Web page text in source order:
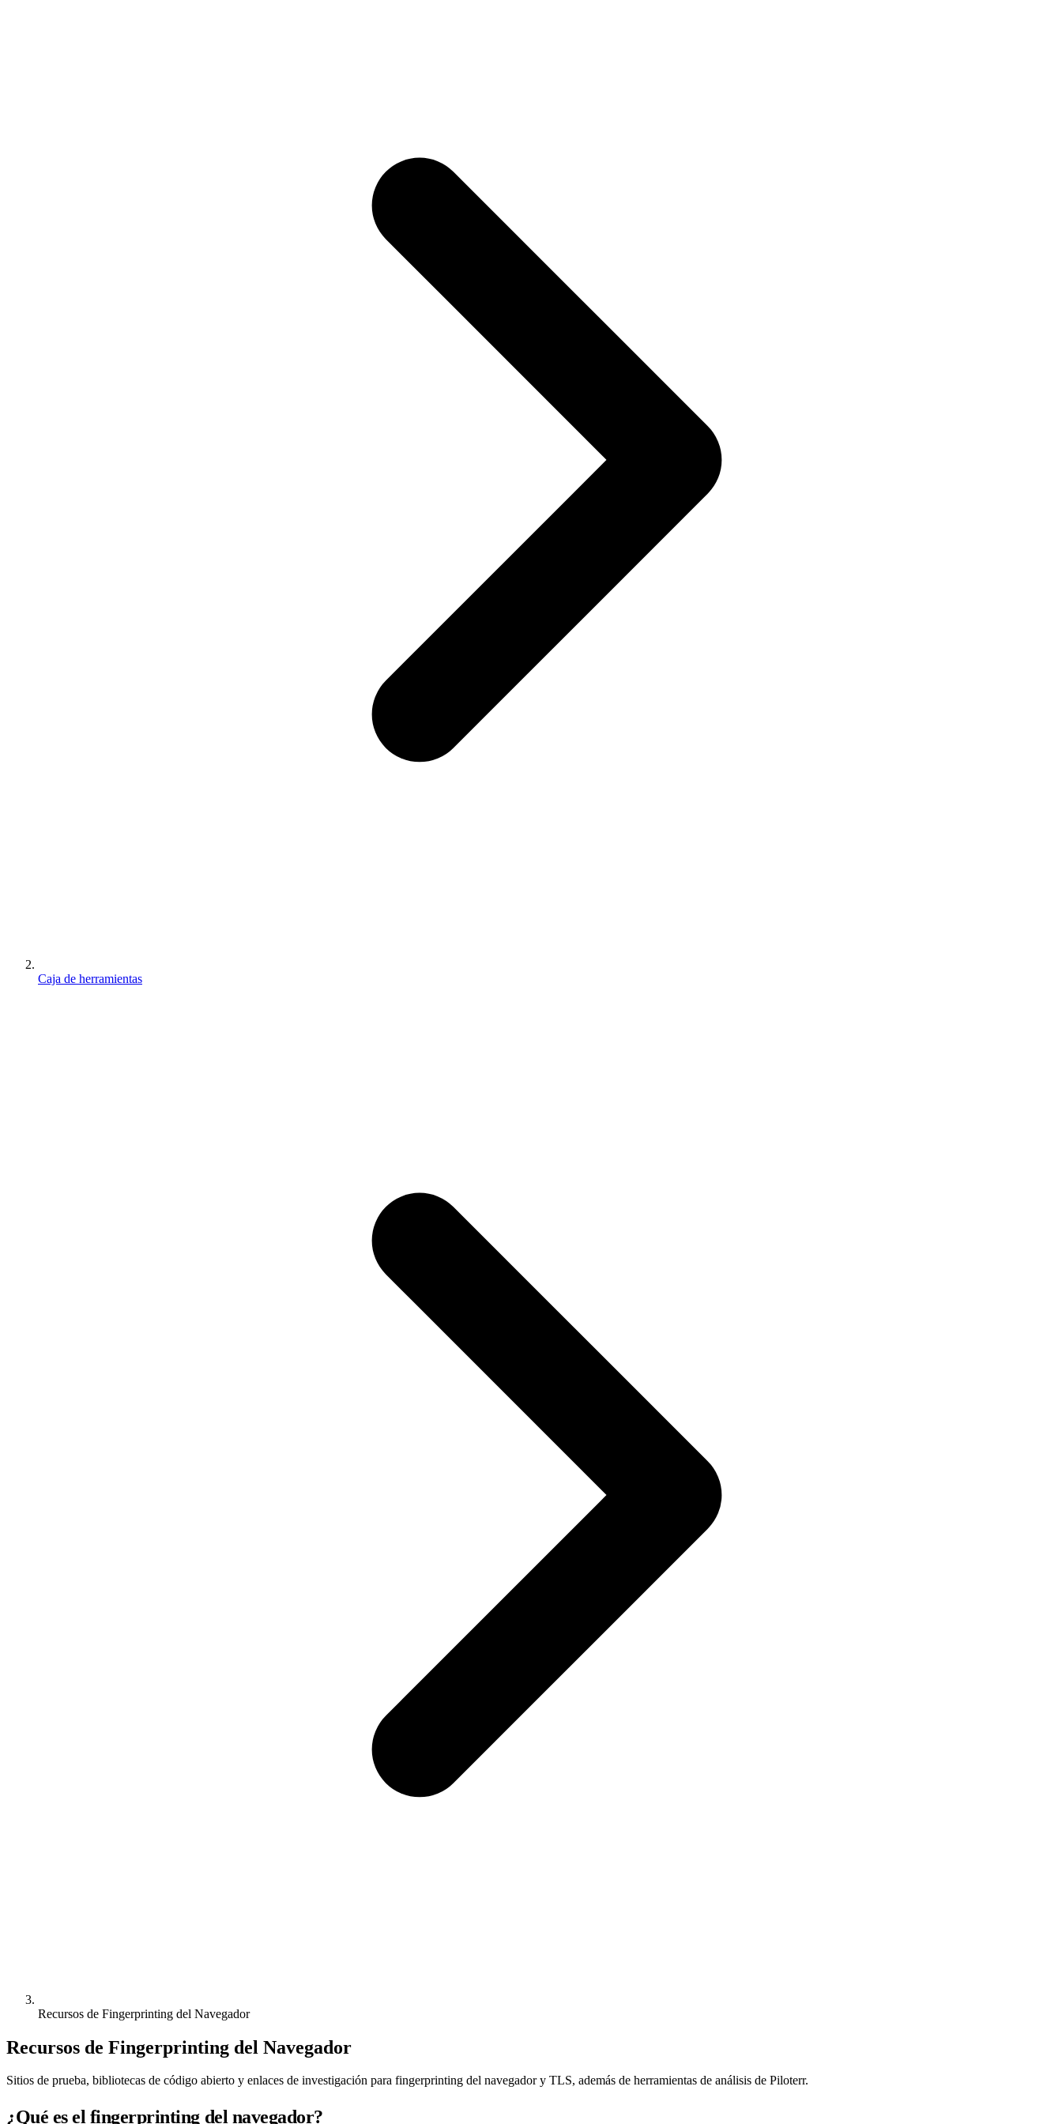
Caja de herramientas
Recursos de Fingerprinting del Navegador
Recursos de Fingerprinting del Navegador
Sitios de prueba, bibliotecas de código abierto y enlaces de investigación para fingerprinting del navegador y TLS, además de herramientas de análisis de Piloterr.
¿Qué es el fingerprinting del navegador?